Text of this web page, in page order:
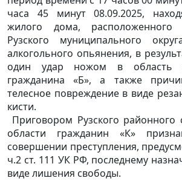
часа 45 минут 08.09.2025,
жилого дома, расположенного
Рузского муниципального
алкогольного опьянения, в
один удар ножом в область
гражданина «Б», а также
телесное повреждение в виде
кисти.
Приговором Рузского районного
области гражданин «К»
совершении преступления,
ч.2 ст. 111 УК РФ, последнему
виде лишения свободы.